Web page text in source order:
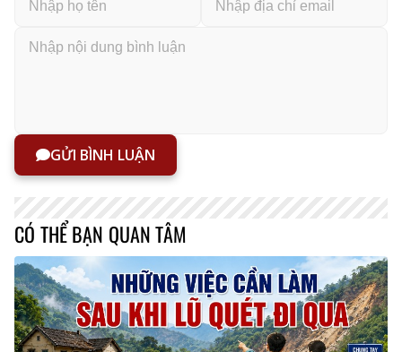
GỬI BÌNH LUẬN
CÓ THỂ BẠN QUAN TÂM